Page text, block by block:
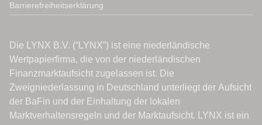
Barrierefreiheitserklärung